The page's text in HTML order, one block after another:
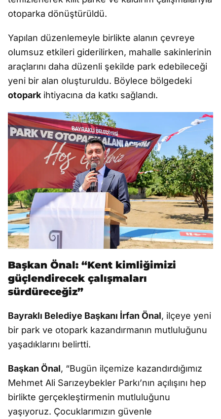
otoparka dönüştürüldü.
Yapılan düzenlemeyle birlikte alanın çevreye
olumsuz etkileri giderilirken, mahalle sakinlerinin
araçlarını daha düzenli şekilde park edebileceği
yeni bir alan oluşturuldu. Böylece bölgedeki
otopark ihtiyacına da katkı sağlandı.
Başkan Önal: “Kent kimliğimizi
güçlendirecek çalışmaları
sürdüreceğiz”
Bayraklı Belediye Başkanı İrfan Önal, ilçeye yeni
bir park ve otopark kazandırmanın mutluluğunu
yaşadıklarını belirtti.
Başkan Önal, “Bugün ilçemize kazandırdığımız
Mehmet Ali Sarızeybekler Parkı’nın açılışını hep
birlikte gerçekleştirmenin mutluluğunu
yaşıyoruz. Çocuklarımızın güvenle